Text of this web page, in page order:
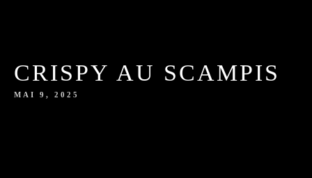
CRISPY AU SCAMPIS
MAI 9, 2025